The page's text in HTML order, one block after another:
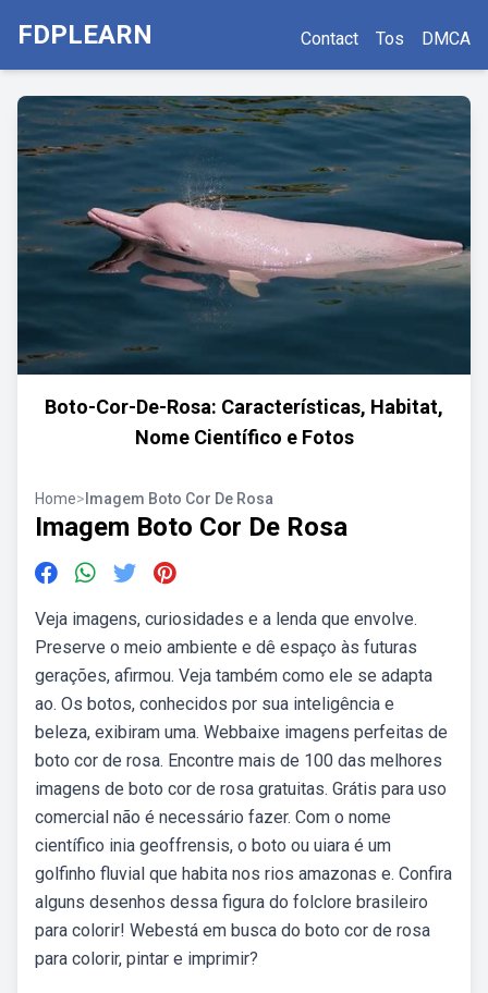
FDPLEARN Contact Tos DMCA
Boto-Cor-De-Rosa: Características, Habitat,
Nome Científico e Fotos
Home> Imagem Boto Cor De Rosa
Imagem Boto Cor De Rosa
Veja imagens, curiosidades e a lenda que envolve.
Preserve o meio ambiente e dê espaço às futuras
gerações, afirmou. Veja também como ele se adapta
ao. Os botos, conhecidos por sua inteligência e
beleza, exibiram uma. Webbaixe imagens perfeitas de
boto cor de rosa. Encontre mais de 100 das melhores
imagens de boto cor de rosa gratuitas. Grátis para uso
comercial não é necessário fazer. Com o nome
científico inia geoffrensis, o boto ou uiara é um
golfinho fluvial que habita nos rios amazonas e. Confira
alguns desenhos dessa figura do folclore brasileiro
para colorir! Webestá em busca do boto cor de rosa
para colorir, pintar e imprimir?